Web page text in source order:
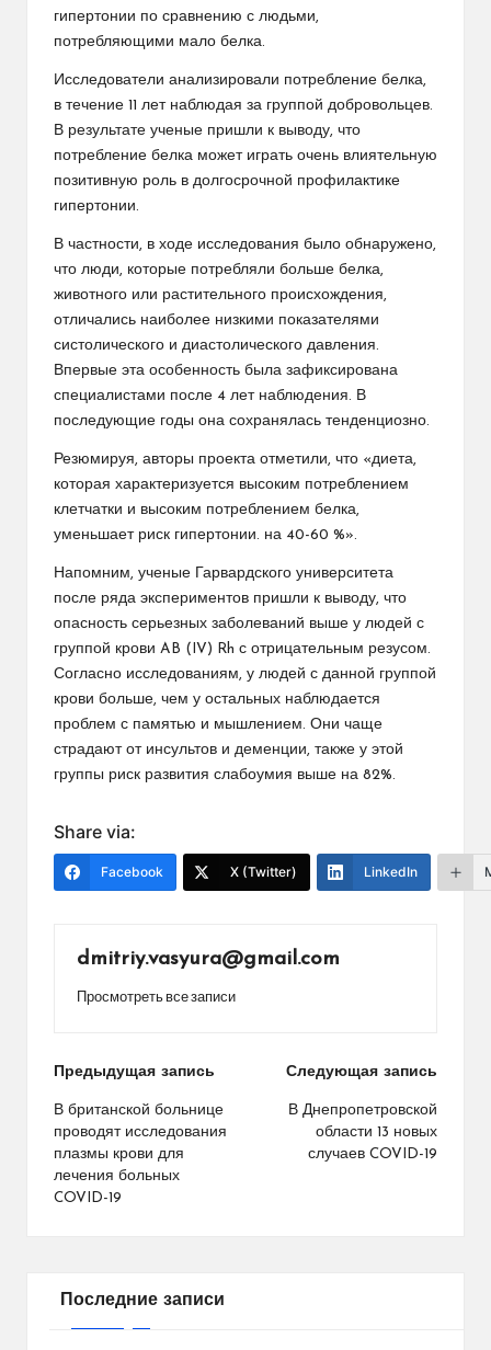
гипертонии по сравнению с людьми,
потребляющими мало белка.
Исследователи анализировали потребление белка,
в течение 11 лет наблюдая за группой добровольцев.
В результате ученые пришли к выводу, что
потребление белка может играть очень влиятельную
позитивную роль в долгосрочной профилактике
гипертонии.
В частности, в ходе исследования было обнаружено,
что люди, которые потребляли больше белка,
животного или растительного происхождения,
отличались наиболее низкими показателями
систолического и диастолического давления.
Впервые эта особенность была зафиксирована
специалистами после 4 лет наблюдения. В
последующие годы она сохранялась тенденциозно.
Резюмируя, авторы проекта отметили, что «диета,
которая характеризуется высоким потреблением
клетчатки и высоким потреблением белка,
уменьшает риск гипертонии. на 40-60 %».
Напомним, ученые Гарвардского университета
после ряда экспериментов пришли к выводу, что
опасность серьезных заболеваний выше у людей с
группой крови AB (IV) Rh с отрицательным резусом.
Согласно исследованиям, у людей с данной группой
крови больше, чем у остальных наблюдается
проблем с памятью и мышлением. Они чаще
страдают от инсультов и деменции, также у этой
группы риск развития слабоумия выше на 82%.
Share via:
Facebook X (Twitter) LinkedIn
dmitriy.vasyura@gmail.com
Просмотреть все записи
Навигация
по
записям
Предыдущая запись
В британской больнице
проводят исследования
плазмы крови для
лечения больных
COVID-19
Следующая запись
В Днепропетровской
области 13 новых
случаев COVID-19
Последние записи